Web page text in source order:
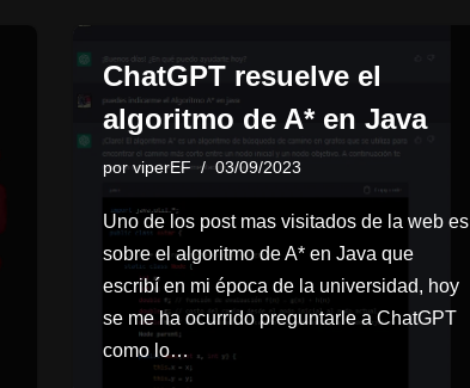
ChatGPT resuelve el
algoritmo de A* en Java
por viperEF 03/09/2023
Uno de los post mas visitados de la web es
sobre el algoritmo de A* en Java que
escribí en mi época de la universidad, hoy
se me ha ocurrido preguntarle a ChatGPT
como lo…